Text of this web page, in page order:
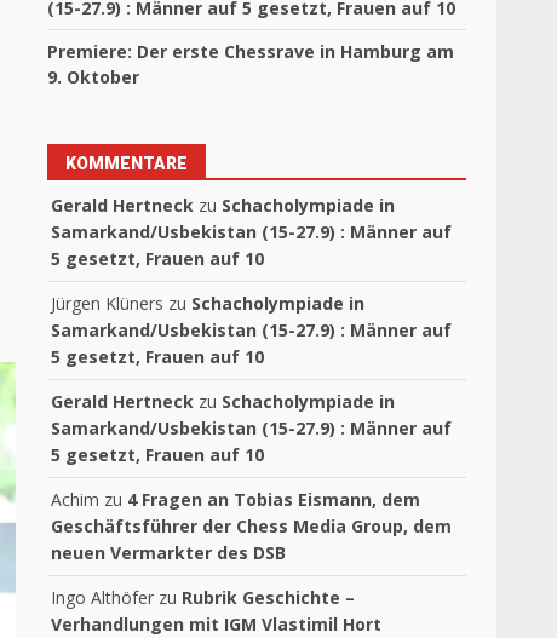
(15-27.9) : Männer auf 5 gesetzt, Frauen auf 10
Premiere: Der erste Chessrave in Hamburg am
9. Oktober
KOMMENTARE
Gerald Hertneck zu Schacholympiade in
Samarkand/Usbekistan (15-27.9) : Männer auf
5 gesetzt, Frauen auf 10
Jürgen Klüners zu Schacholympiade in
Samarkand/Usbekistan (15-27.9) : Männer auf
5 gesetzt, Frauen auf 10
Gerald Hertneck zu Schacholympiade in
Samarkand/Usbekistan (15-27.9) : Männer auf
5 gesetzt, Frauen auf 10
Achim zu 4 Fragen an Tobias Eismann, dem
Geschäftsführer der Chess Media Group, dem
neuen Vermarkter des DSB
Ingo Althöfer zu Rubrik Geschichte –
Verhandlungen mit IGM Vlastimil Hort